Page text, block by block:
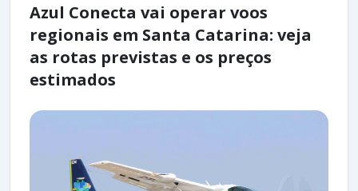
Azul Conecta vai operar voos
regionais em Santa Catarina: veja
as rotas previstas e os preços
estimados